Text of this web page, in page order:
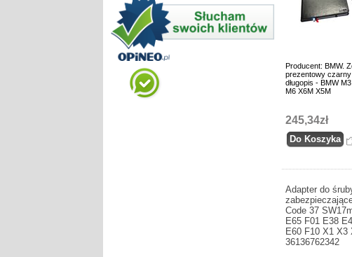
Producent: BMW.
prezentowy
długopis - BMW
M6 X6M X5M
245,34zł
Adapter do
Code 37
E65 F01 E38
E60 F10 X1 X3
36136762342